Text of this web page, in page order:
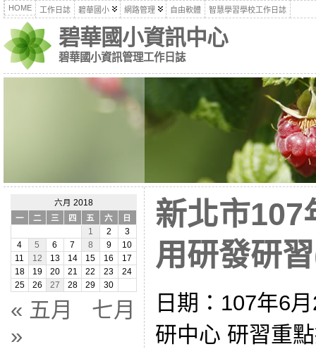
HOME 工作日誌 碧華國小 網路管理 自由軟體 智慧學習學校工作日誌
碧華國小資訊中心
碧華國小資訊管理工作日誌
六月 2018
一
二 三 四 五 六
日
1
2
3
4
5 6 7 8 9
10
11
12 13 14 15 16
17
18
19 20 21 22 23
24
25
26 27 28 29 30
« 五月
七月
»
新北市107
用研發研
日期：107年6
研中心 研習重